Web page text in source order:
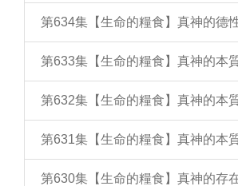
第634集【生命的糧食】真神的德
第633集【生命的糧食】真神的本
第632集【生命的糧食】真神的本
第631集【生命的糧食】真神的本
第630集【生命的糧食】真神的存